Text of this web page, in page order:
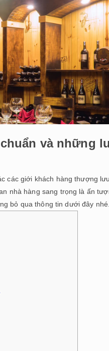
và những
các giới khách hàng thượng
nhà hàng sang trọng là ấn
bỏ qua thông tin dưới đây nhé.